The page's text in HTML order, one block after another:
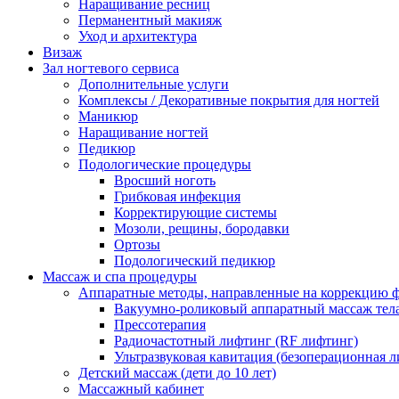
Наращивание ресниц
Перманентный макияж
Уход и архитектура
Визаж
Зал ногтевого сервиса
Дополнительные услуги
Комплексы / Декоративные покрытия для ногтей
Маникюр
Наращивание ногтей
Педикюр
Подологические процедуры
Вросший ноготь
Грибковая инфекция
Корректирующие системы
Мозоли, рещины, бородавки
Ортозы
Подологический педикюр
Массаж и спа процедуры
Аппаратные методы, направленные на коррекцию
Вакуумно-роликовый аппаратный массаж
Прессотерапия
Радиочастотный лифтинг (RF лифтинг)
Ультразвуковая кавитация (безоперационная
Детский массаж (дети до 10 лет)
Массажный кабинет